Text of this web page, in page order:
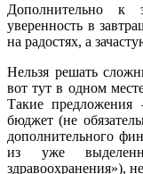
Дополнительно к
уверенность в
на радостях, а
Нельзя решать
вот тут в одном
Такие
бюджет (не
дополнительного
из уже
здравоохранения»),